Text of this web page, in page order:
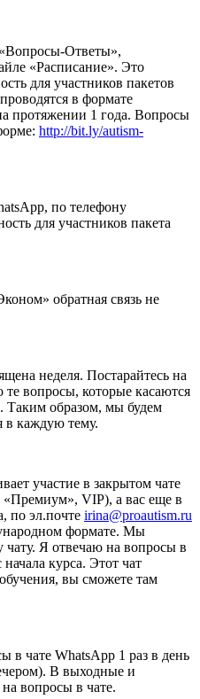
Ответы»,
«Расписание». Это
для участников пакетов
в формате
протяжении 1 года. Вопросы
http://bit.ly/autism-
по телефону
для участников пакета
обратная связь не
неделя. Постарайтесь на
те вопросы, которые касаются
Таким образом, мы будем
в каждую тему.
участие в закрытом чате
«Премиум», VIP), а вас еще в
по эл.почте irina@proautism.ru
формате. Мы
Я отвечаю на вопросы в
курса. Этот чат
вы сможете там
в чате WhatsApp 1 раз в день
В выходные и
вопросы в чате.